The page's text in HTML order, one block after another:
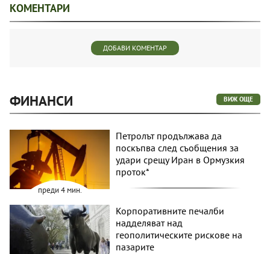
КОМЕНТАРИ
ДОБАВИ КОМЕНТАР
ФИНАНСИ ВИЖ ОЩЕ
преди 4 мин.
Петролът продължава да
поскъпва след съобщения за
удари срещу Иран в Ормузкия
проток*
Корпоративните печалби
надделяват над
геополитическите рискове на
пазарите